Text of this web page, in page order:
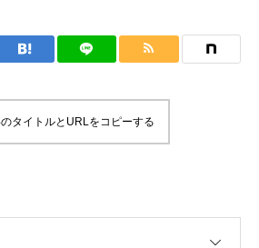
のタイトルとURLをコピーする